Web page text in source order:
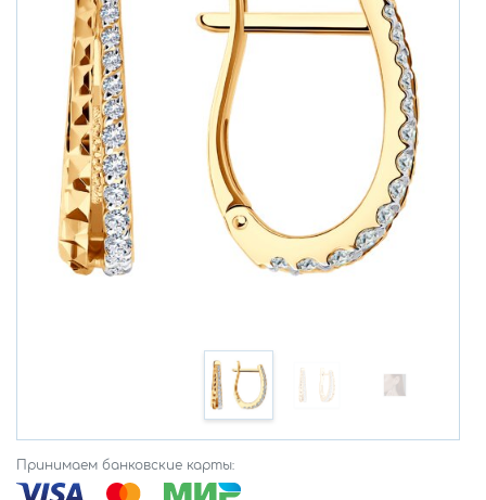
Принимаем банковские карты: